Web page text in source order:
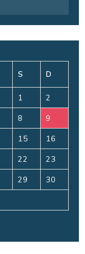
S D
1 2
8 9
15 16
22 23
29 30